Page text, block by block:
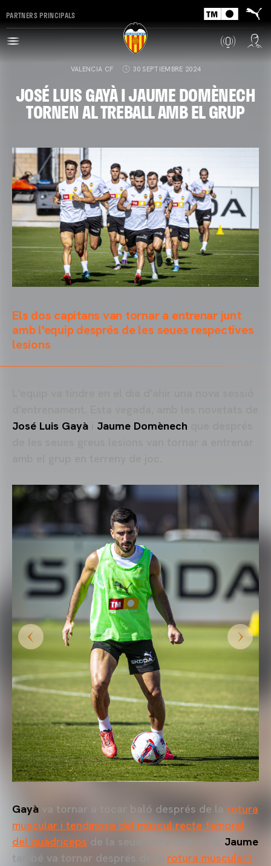
PARTNERS PRINCIPALS
VALENCIA CF 30 SEPTIEMBRE 2024
JOSÉ LUIS GAYÀ I JAUME DOMÈNECH
TORNEN AL TREBALL AMB EL GRUP
Els dos capitans van tornar a entrenar junt
amb l'equip després de les seues respectives
lesions
José Luis Gayà
Jaume Domènech
Gayà va tornar a tocar baló després de la rotura
muscular i tendinosa del múscul recte femoral
del quàdriceps de la seua cama esquerra; Jaume
també va tornar després de la rotura muscular i